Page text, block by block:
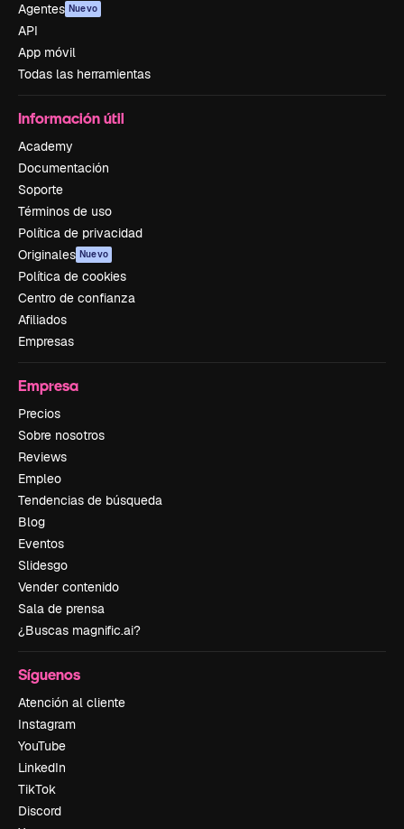
Agentes Nuevo
API
App móvil
Todas las herramientas
Información útil
Academy
Documentación
Soporte
Términos de uso
Política de privacidad
Originales Nuevo
Política de cookies
Centro de confianza
Afiliados
Empresas
Empresa
Precios
Sobre nosotros
Reviews
Empleo
Tendencias de búsqueda
Blog
Eventos
Slidesgo
Vender contenido
Sala de prensa
¿Buscas magnific.ai?
Síguenos
Atención al cliente
Instagram
YouTube
LinkedIn
TikTok
Discord